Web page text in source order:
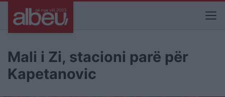
Mali i Zi, stacioni parë për
Kapetanovic